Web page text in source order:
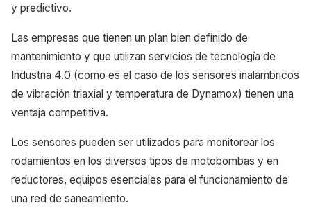
y predictivo.
Las empresas que tienen un plan bien definido de
mantenimiento y que utilizan servicios de tecnología de
Industria 4.0 (como es el caso de los sensores inalámbricos
de vibración triaxial y temperatura de Dynamox) tienen una
ventaja competitiva.
Los sensores pueden ser utilizados para monitorear los
rodamientos en los diversos tipos de motobombas y en
reductores, equipos esenciales para el funcionamiento de
una red de saneamiento.